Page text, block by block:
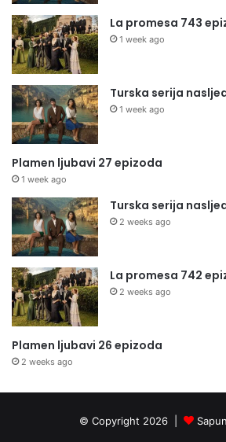
La promesa 743
1 week ago
Turska serija
1 week ago
Plamen ljubavi 27 epizoda
1 week ago
Turska serija
2 weeks ago
La promesa 742
2 weeks ago
Plamen ljubavi 26 epizoda
2 weeks ago
© Copyright 2026 |